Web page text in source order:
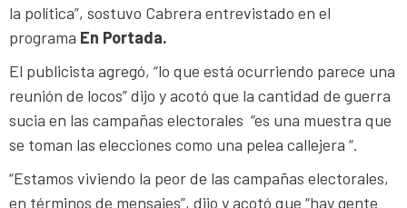
la política”, sostuvo Cabrera entrevistado en el
programa En Portada.
El publicista agregó, “lo que está ocurriendo parece una
reunión de locos” dijo y acotó que la cantidad de guerra
sucia en las campañas electorales “es una muestra que
se toman las elecciones como una pelea callejera “.
“Estamos viviendo la peor de las campañas electorales,
en términos de mensajes”, dijo y acotó que “hay gente